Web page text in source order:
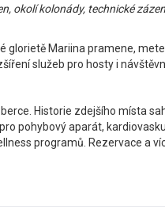
okolí kolonády, technické
Mariina pramene,
služeb pro hosty i
Historie zdejšího místa
pohybový aparát,
programů. Rezervace a